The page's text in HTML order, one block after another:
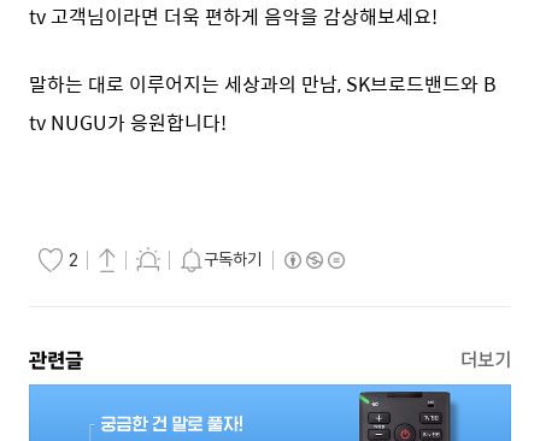
tv 고객님이라면 더욱 편하게 음악을 감상해보세요!
말하는 대로 이루어지는 세상과의 만남, SK브로드밴드와 B
tv NUGU가 응원합니다!
2 구독하기
관련글 더보기